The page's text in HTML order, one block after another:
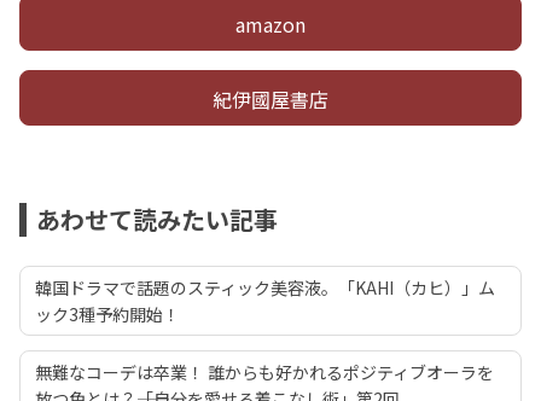
amazon
紀伊國屋書店
あわせて読みたい記事
韓国ドラマで話題のスティック美容液。「KAHI（カヒ）」ム
ック3種予約開始！
無難なコーデは卒業！ 誰からも好かれるポジティブオーラを